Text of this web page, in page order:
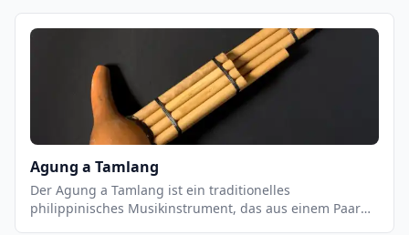
Saiteninstrument, das aus einem Resonanzkörper,
einem Hals und sechs Saiten besteht. Es kann in einer
Vielzahl von Musikstilen eingesetzt werden, von
klassischen Stücken bis hin zu modernen Pop- und
Rock-Songs. Akustische Gitarren können mit einer
Vielzahl von Techniken gespielt werden, einschließlich
Fingerpicking, Strumming und Flatpicking.
Agung a Tamlang
Der Agung a Tamlang ist ein traditionelles
philippinisches Musikinstrument, das aus einem Paar